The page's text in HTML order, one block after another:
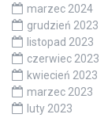
marzec 2024
grudzień 2023
listopad 2023
czerwiec 2023
kwiecień 2023
marzec 2023
luty 2023